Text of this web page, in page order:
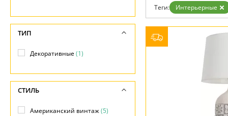
Гарантия
Возврат
Отзывы
Установка
Дизайнерам
Контакты
Теги: Интерьерные
ТИП
Декоративные(1)
СТИЛЬ
Американский винтаж(5)